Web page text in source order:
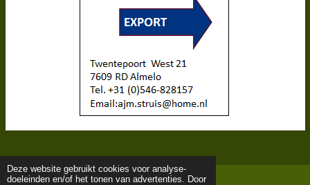
Deze website gebruikt cookies voor analyse-
doeleinden en/of het tonen van advertenties. Door